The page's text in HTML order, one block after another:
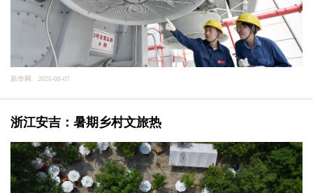
新华网 2026-08-07
浙江安吉：暑期乡村文旅热